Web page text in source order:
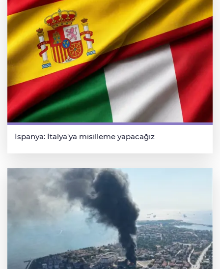
İspanya: İtalya'ya misilleme yapacağız